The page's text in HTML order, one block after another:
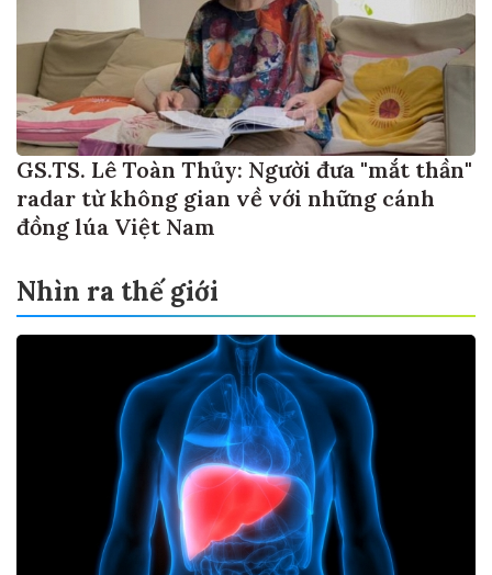
GS.TS. Lê Toàn Thủy: Người đưa "mắt thần"
radar từ không gian về với những cánh
đồng lúa Việt Nam
Nhìn ra thế giới